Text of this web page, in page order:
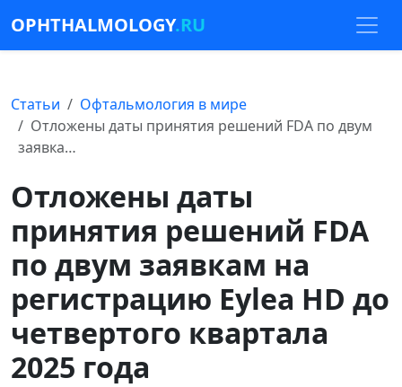
OPHTHALMOLOGY.RU
Статьи
Офтальмология в мире
Отложены даты принятия решений FDA по двум
заявка…
Отложены даты
принятия решений FDA
по двум заявкам на
регистрацию Eylea HD до
четвертого квартала
2025 года